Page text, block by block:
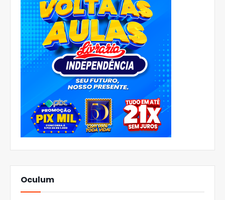
Oculum